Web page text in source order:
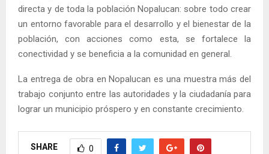
directa y de toda la población Nopalucan: sobre todo crear
un entorno favorable para el desarrollo y el bienestar de la
población, con acciones como esta, se fortalece la
conectividad y se beneficia a la comunidad en general.
La entrega de obra en Nopalucan es una muestra más del
trabajo conjunto entre las autoridades y la ciudadanía para
lograr un municipio próspero y en constante crecimiento.
SHARE 0